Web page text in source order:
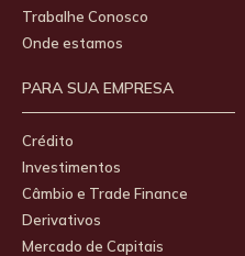
Trabalhe Conosco
Onde estamos
PARA SUA EMPRESA
Crédito
Investimentos
Câmbio e Trade Finance
Derivativos
Mercado de Capitais